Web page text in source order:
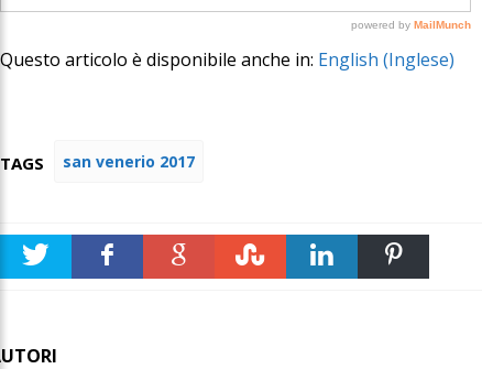
Questo articolo è disponibile anche in: English (Inglese)
TAGS san venerio 2017